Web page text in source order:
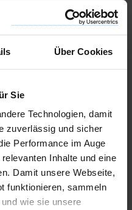
Über Cookies
Sie
Technologien, damit
zuverlässig und sicher
Performance im Auge
Inhalte und eine
Damit unsere Webseite,
funktionieren, sammeln
wie sie unsere
& Konfigurator»
Barkauf
17,00
Ihr Maximalrabatt heute
Vario-Finanzierung
ab4,00%Effektivzins
& Konfigurator